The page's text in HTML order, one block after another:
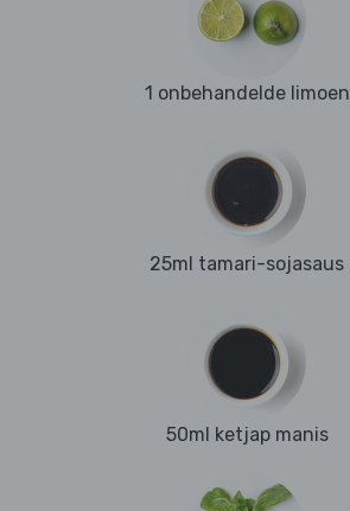
1 onbehandelde limoen
25ml tamari-sojasaus
50ml ketjap manis